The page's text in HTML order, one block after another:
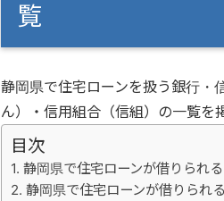
覧
静岡県で住宅ローンを扱う銀行・
ん）・信用組合（信組）の一覧を
目次
静岡県で住宅ローンが借りられ
静岡県で住宅ローンが借りられ